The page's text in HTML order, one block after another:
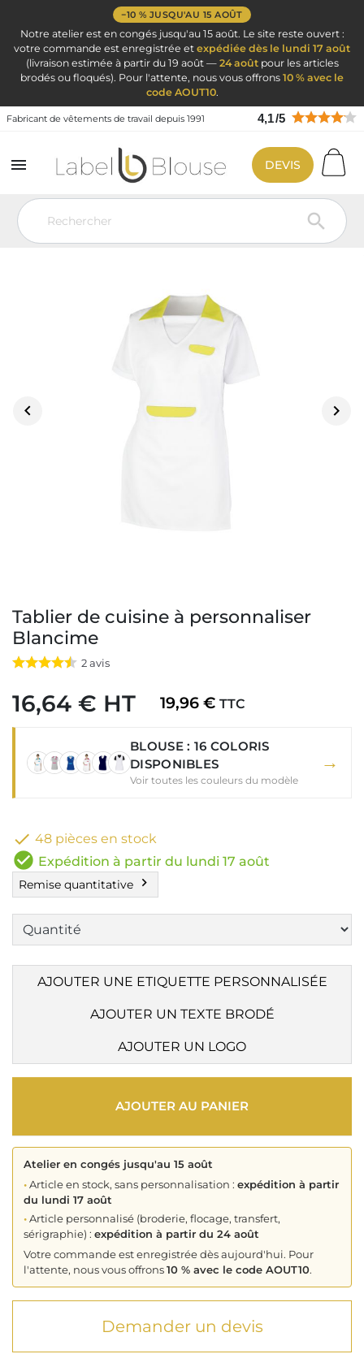
−10 % JUSQU'AU 15 AOÛT
Notre atelier est en congés jusqu'au 15 août. Le site reste ouvert :
votre commande est enregistrée et expédiée dès le lundi 17 août
(livraison estimée à partir du 19 août — 24 aoûtpour les articles
brodés ou floqués). Pour l'attente, nous vous offrons 10 % avec le
code AOUT10.
Fabricant de vêtements de travail depuis 1991 4,1/5


DEVIS
Vêtement de travail Blouse de travail par métier
Tablier chasuble
Vert et Blanc
 
Tablier de cuisine à personnaliser
Blancime
2avis
16,64 € HT 19,96 € TTC
BLOUSE : 16 COLORIS
DISPONIBLES
Voir toutes les couleurs du modèle
→
 48 pièces en stock
check_circle Expédition à partir du lundi 17 août
Remise quantitative chevron_right
AJOUTER UNE ETIQUETTE PERSONNALISÉE
AJOUTER UN TEXTE BRODÉ
AJOUTER UN LOGO
AJOUTER AU PANIER
Atelier en congés jusqu'au 15 août
•Article en stock, sans personnalisation : expédition à partir
du lundi 17 août
•Article personnalisé (broderie, flocage, transfert,
sérigraphie) : expédition à partir du 24 août
Votre commande est enregistrée dès aujourd'hui. Pour
l'attente, nous vous offrons10 % avec le code AOUT10.
Demander un devis